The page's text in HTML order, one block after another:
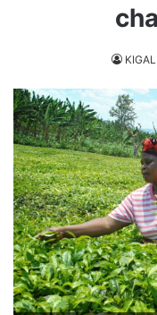
KIGALI